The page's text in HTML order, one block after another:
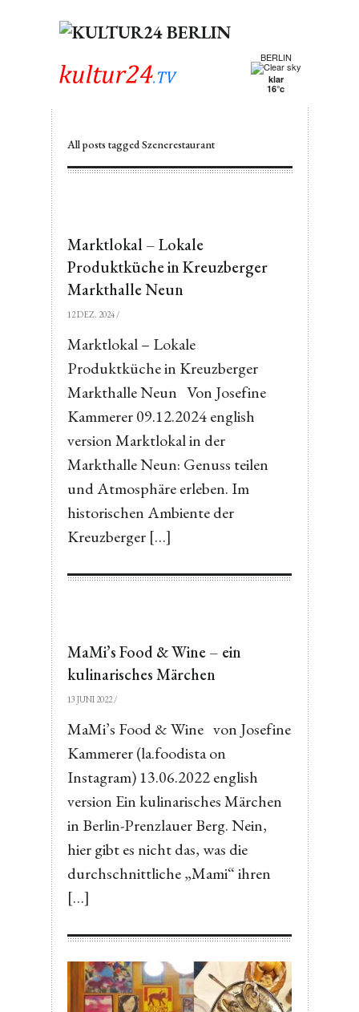
BERLIN
klar
16°c
All posts tagged Szenerestaurant
Marktlokal – Lokale
Produktküche in Kreuzberger
Markthalle Neun
12 DEZ. 2024/
Marktlokal – Lokale
Produktküche in Kreuzberger
Markthalle Neun Von Josefine
Kammerer 09.12.2024 english
version Marktlokal in der
Markthalle Neun: Genuss teilen
und Atmosphäre erleben. Im
historischen Ambiente der
Kreuzberger […]
MaMi’s Food & Wine – ein
kulinarisches Märchen
13 JUNI 2022/
MaMi’s Food & Wine von Josefine
Kammerer (la.foodista on
Instagram) 13.06.2022 english
version Ein kulinarisches Märchen
in Berlin-Prenzlauer Berg. Nein,
hier gibt es nicht das, was die
durchschnittliche „Mami“ ihren
[…]